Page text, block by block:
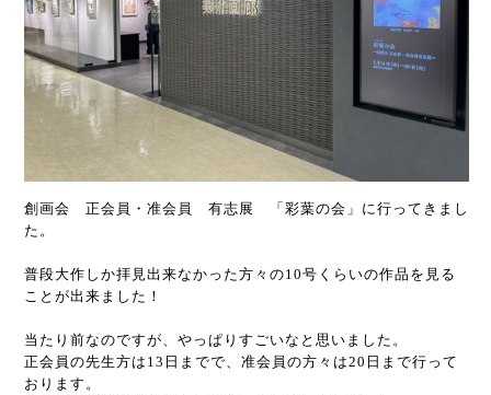
創画会 正会員・准会員 有志展 「彩葉の会」に行ってきまし
た。
普段大作しか拝見出来なかった方々の10号くらいの作品を見る
ことが出来ました！
当たり前なのですが、やっぱりすごいなと思いました。
正会員の先生方は13日までで、准会員の方々は20日まで行って
おります。